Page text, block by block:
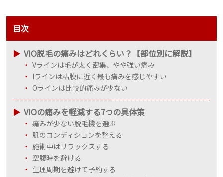
目次
VIO脱毛の痛みはどれくらい？【部位別に解説】
Vラインは毛が太く密集、やや強い痛み
Iラインは粘膜に近く最も痛みを感じやすい
Oラインは比較的痛みが少ない
VIOの痛みを軽減する7つの具体策
痛みが少ない脱毛機を選ぶ
肌のコンディションを整える
施術中はリラックスする
空腹時を避ける
生理周期を避けて予約する